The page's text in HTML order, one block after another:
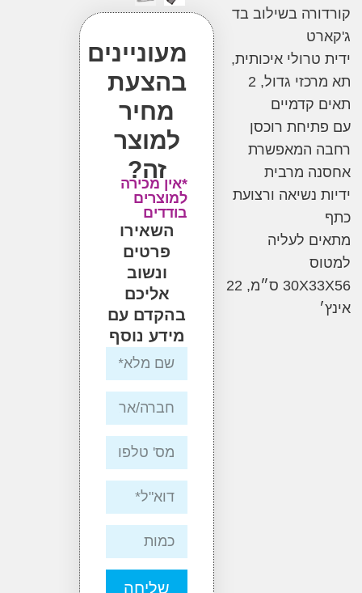
בשילוב בד
איכותית,
תא מרכזי גדול, 2
קדמיים
רוכסן
המאפשרת
מרבית
נשיאה ורצועת
לעליה
30X33X56 ס״מ, 22
מעוניינים
בהצעת
מחיר
למוצר
*אין מכירה
למוצרים
בודדים
השאירו
פרטים
אליכם
בהקדם עם
מידע נוסף
שליחה